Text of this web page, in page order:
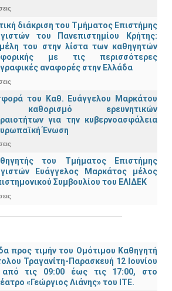
διάκριση του Τμήματος Επιστήμης
του Πανεπιστημίου Κρήτης:
του στην λίστα των καθηγητών
με τις περισσότερες
αναφορές στην Ελλάδα
του Καθ. Ευάγγελου Μαρκάτου
καθορισμό ερευνητικών
για την κυβερνοασφάλεια
Ένωση
του Τμήματος Επιστήμης
Ευάγγελος Μαρκάτος μέλος
Συμβουλίου του ΕΛΙΔΕΚ
προς τιμήν του Ομότιμου Καθηγητή
Τραγανίτη-Παρασκευή 12 Ιουνίου
από τις 09:00 έως τις 17:00, στο
«Γεώργιος Λιάνης» του ΙΤΕ.